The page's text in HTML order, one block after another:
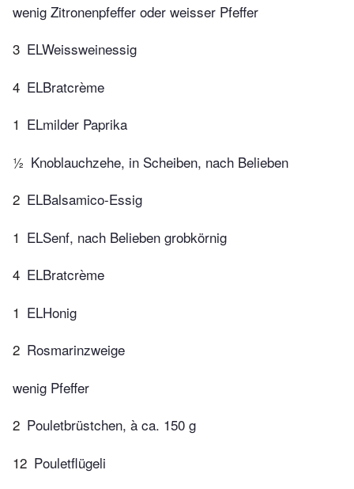
wenig Zitronenpfeffer oder weisser Pfeffer
3 ELWeissweinessig
4 ELBratcrème
1 ELmilder Paprika
½ Knoblauchzehe, in Scheiben, nach Belieben
2 ELBalsamico-Essig
1 ELSenf, nach Belieben grobkörnig
4 ELBratcrème
1 ELHonig
2 Rosmarinzweige
wenig Pfeffer
2 Pouletbrüstchen, à ca. 150 g
12 Pouletflügeli